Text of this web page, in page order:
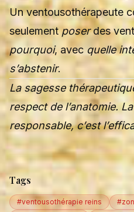
Un ventousothérapeute
seulementposerdes
pourquoi, avecquelle
s’abstenir.
La sagesse
respect de l’anatomie.
responsable, c’est
Tags
#ventousothérapie reins